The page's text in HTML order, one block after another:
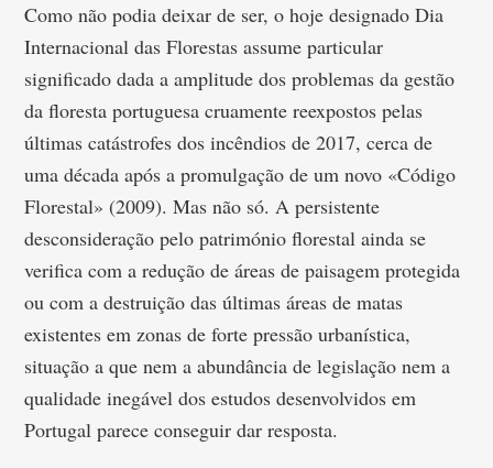
Como não podia deixar de ser, o hoje designado Dia
Internacional das Florestas assume particular
significado dada a amplitude dos problemas da gestão
da floresta portuguesa cruamente reexpostos pelas
últimas catástrofes dos incêndios de 2017, cerca de
uma década após a promulgação de um novo «Código
Florestal» (2009). Mas não só. A persistente
desconsideração pelo património florestal ainda se
verifica com a redução de áreas de paisagem protegida
ou com a destruição das últimas áreas de matas
existentes em zonas de forte pressão urbanística,
situação a que nem a abundância de legislação nem a
qualidade inegável dos estudos desenvolvidos em
Portugal parece conseguir dar resposta.